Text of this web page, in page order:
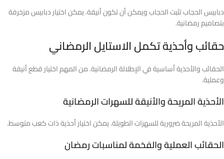
دبابيس الحجاب تثبت الحجاب ويمكن أن تكون أنيقة. يمكن اختيار دبابيس مزخرفة
بتصاميم رمضانية.
حقائب وأحذية تكمل الاستايل الرمضاني
الحقائب والأحذية أساسية في الإطلالة الرمضانية. من المهم اختيار قطع أنيقة
وعملية.
الأحذية المريحة والأنيقة للسهرات الرمضانية
الأحذية المريحة ضرورية للسهرات الطويلة. يمكن اختيار أحذية ذات كعب متوسط.
الحقائب العملية والفخمة لمناسبات رمضان